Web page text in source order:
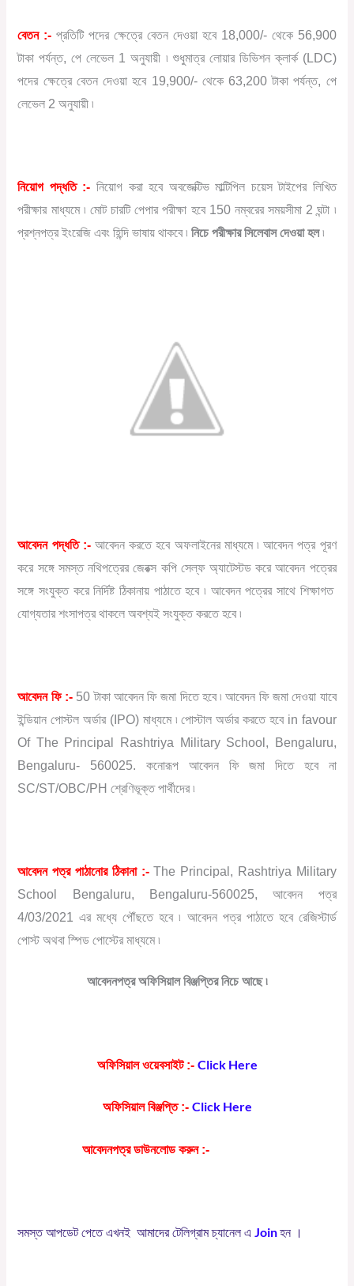
বেতন :-প্রতিটি পদের ক্ষেত্রে বেতন দেওয়া হবে 18,000/- থেকে 56,900
টাকা পর্যন্ত, পে লেভেল 1 অনুযায়ী ৷ শুধুমাত্র লোয়ার ডিভিশন ক্লার্ক (LDC)
পদের ক্ষেত্রে বেতন দেওয়া হবে 19,900/- থেকে 63,200 টাকা পর্যন্ত, পে
লেভেল 2 অনুযায়ী ৷
নিয়োগ পদ্ধতি :- নিয়োগ করা হবে অবজেক্টিভ মাল্টিপিল চয়েস টাইপের লিখিত
পরীক্ষার মাধ্যমে ৷ মোট চারটি পেপার পরীক্ষা হবে 150 নম্বরের সময়সীমা 2 ঘন্টা ৷
প্রশ্নপত্র ইংরেজি এবং হিন্দি ভাষায় থাকবে ৷নিচে পরীক্ষার সিলেবাস দেওয়া হল৷
আবেদন পদ্ধতি :-আবেদন করতে হবে অফলাইনের মাধ্যমে ৷ আবেদন পত্র পূরণ
করে সঙ্গে সমস্ত নথিপত্রের জেরক্স কপি সেল্ফ অ্যাটেস্টড করে আবেদন পত্রের
সঙ্গে সংযুক্ত করে নির্দিষ্ট ঠিকানায় পাঠাতে হবে ৷ আবেদন পত্রের সাথে শিক্ষাগত
যোগ্যতার শংসাপত্র থাকলে অবশ্যই সংযুক্ত করতে হবে ৷
আবেদন ফি :- 50 টাকা আবেদন ফি জমা দিতে হবে ৷ আবেদন ফি জমা দেওয়া যাবে
ইন্ডিয়ান পোস্টল অর্ডার (IPO) মাধ্যমে ৷ পোস্টাল অর্ডার করতে হবে in favour
Of The Principal Rashtriya Military School, Bengaluru,
Bengaluru- 560025. কনোরূপ আবেদন ফি জমা দিতে হবে না
SC/ST/OBC/PH শ্রেণিভূক্ত পার্থীদের ৷
আবেদন পত্র পাঠানোর ঠিকানা :-The Principal, Rashtriya Military
School Bengaluru, Bengaluru-560025, আবেদন পত্র
4/03/2021 এর মধ্যে পৌঁছতে হবে ৷ আবেদন পত্র পাঠাতে হবে রেজিস্টার্ড
পোস্ট অথবা স্পিড পোস্টের মাধ্যমে ৷
আবেদনপত্র অফিসিয়াল বিঞ্জপ্তির নিচে আছে ৷
অফিসিয়াল ওয়েবসাইট :- Click Here
অফিসিয়াল বিঞ্জপ্তি :- Click Here
আবেদনপত্র ডাউনলোড করুন :-
সমস্ত আপডেট পেতে এখনই আমাদের টেলিগ্রাম চ্যানেল এ Join হন ।